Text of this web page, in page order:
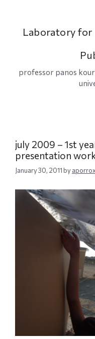
Laboratory for
professor panos
july 2009 – 1st
presentation
January 30, 2011byaporrox